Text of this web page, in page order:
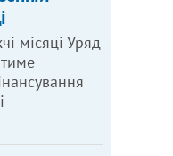
місяці Уряд